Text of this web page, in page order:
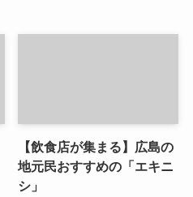
【飲食店が集まる】広島の
地元民おすすめの「エキニ
シ」